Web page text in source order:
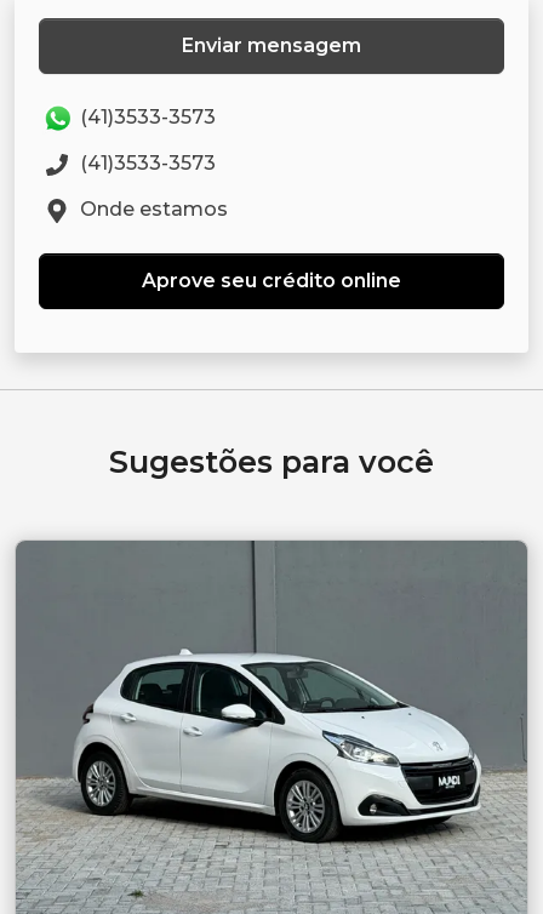
Enviar mensagem
(41)3533-3573
(41)3533-3573
Onde estamos
Aprove seu crédito online
Sugestões para você